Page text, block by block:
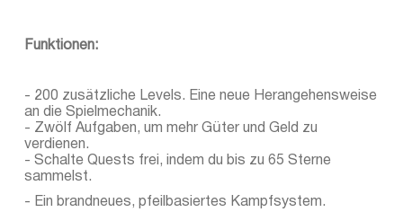
Funktionen:
- 200 zusätzliche Levels. Eine neue Herangehensweise
an die Spielmechanik.
- Zwölf Aufgaben, um mehr Güter und Geld zu
verdienen.
- Schalte Quests frei, indem du bis zu 65 Sterne
sammelst.
- Ein brandneues, pfeilbasiertes Kampfsystem.